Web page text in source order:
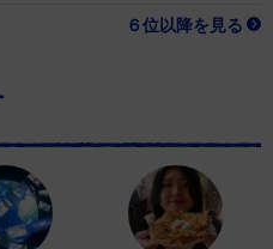
大喜びするのだった。
なっぱさんに詳しく話を
っている姿を見た時、ど
か？
６位以降を見る